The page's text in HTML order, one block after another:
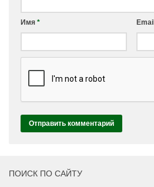
Имя * Email
ПОИСК ПО САЙТУ